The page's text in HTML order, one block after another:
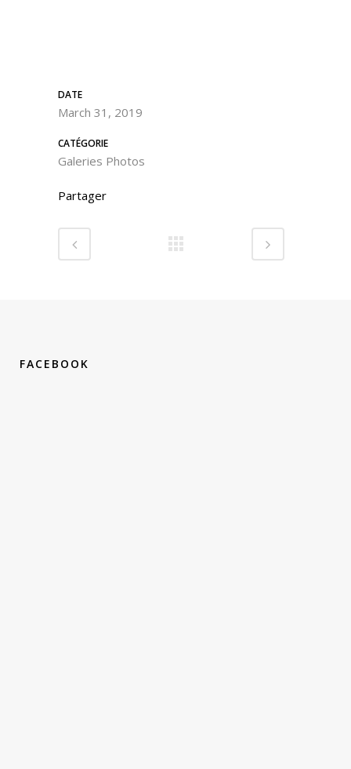
DATE
March 31, 2019
CATÉGORIE
Galeries Photos
Partager
FACEBOOK